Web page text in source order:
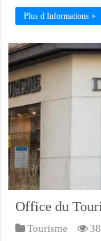
Plus d Informations »
Office du
Tourisme 38